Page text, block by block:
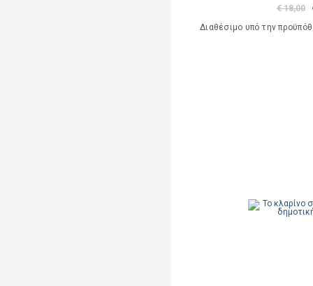
€ 18,00
Διαθέσιμο υπό την